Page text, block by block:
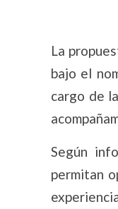
La
bajo el
cargo de
Según
permitan